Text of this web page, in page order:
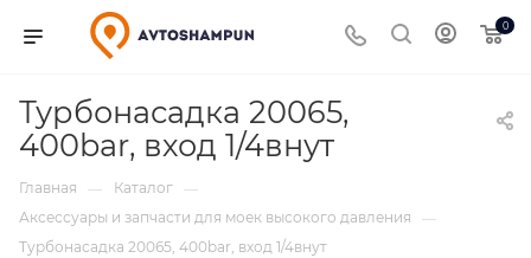
0
Турбонасадка 20065,
400bar, вход 1/4внут
Главная — Каталог —
Аксессуары и запчасти для моек высокого давления
—
Турбонасадка 20065, 400bar, вход 1/4внут